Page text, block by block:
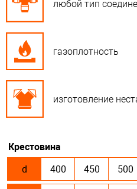
любой тип
газоплотность
изготовление
Крестовина
d
400 450 500